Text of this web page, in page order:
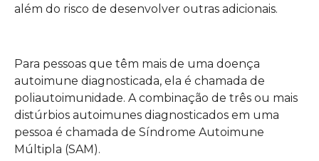
além do risco de desenvolver outras adicionais.
Para pessoas que têm mais de uma doença
autoimune diagnosticada, ela é chamada de
poliautoimunidade. A combinação de três ou mais
distúrbios autoimunes diagnosticados em uma
pessoa é chamada de Síndrome Autoimune
Múltipla (SAM).